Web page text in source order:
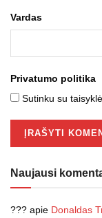
Vardas
Privatumo politika
Sutinku su
Naujausi
??? apie Donaldas